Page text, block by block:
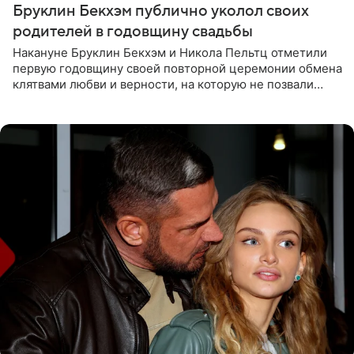
Бруклин Бекхэм публично уколол своих
родителей в годовщину свадьбы
Накануне Бруклин Бекхэм и Никола Пельтц отметили
первую годовщину своей повторной церемонии обмена
клятвами любви и верности, на которую не позвали